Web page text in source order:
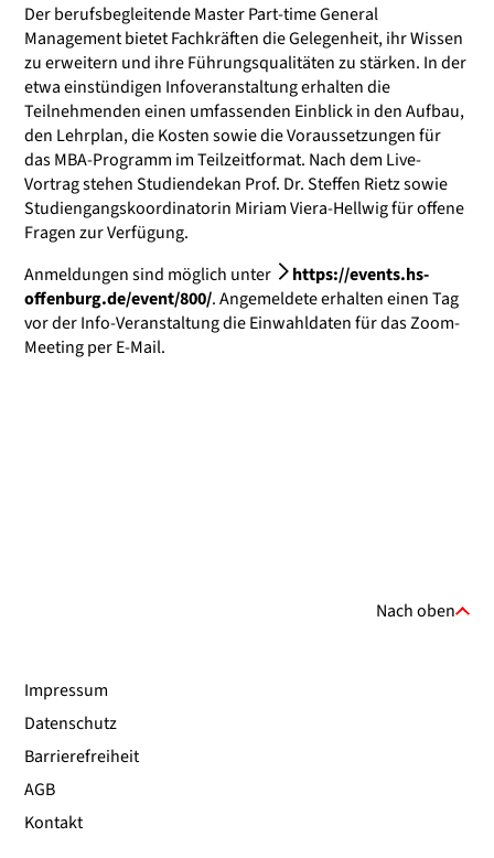
Der berufsbegleitende Master Part-time General
Management bietet Fachkräften die Gelegenheit, ihr Wissen
zu erweitern und ihre Führungsqualitäten zu stärken. In der
etwa einstündigen Infoveranstaltung erhalten die
Teilnehmenden einen umfassenden Einblick in den Aufbau,
den Lehrplan, die Kosten sowie die Voraussetzungen für
das MBA-Programm im Teilzeitformat. Nach dem Live-
Vortrag stehen Studiendekan Prof. Dr. Steffen Rietz sowie
Studiengangskoordinatorin Miriam Viera-Hellwig für offene
Fragen zur Verfügung.
Anmeldungen sind möglich unter
https://events.hs-
offenburg.de/event/800/. Angemeldete erhalten einen Tag
vor der Info-Veranstaltung die Einwahldaten für das Zoom-
Meeting per E-Mail.
Nach oben
Impressum
Datenschutz
Barrierefreiheit
AGB
Kontakt